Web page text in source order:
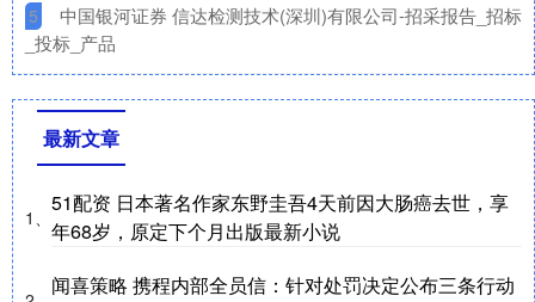
5
​中国银河证券 信达检测技术(深圳)有限公司-招采报告_招标
_投标_产品
最新文章
1、
51配资 日本著名作家东野圭吾4天前因大肠癌去世，享
年68岁，原定下个月出版最新小说
闻喜策略 携程内部全员信：针对处罚决定公布三条行动